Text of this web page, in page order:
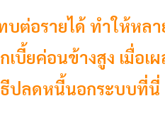
ต่อรายได้ ทำให้หล
บี้ยค่อนข้างสูง เมื่อเ
ธีปลดหนี้นอกระบบที่นี่